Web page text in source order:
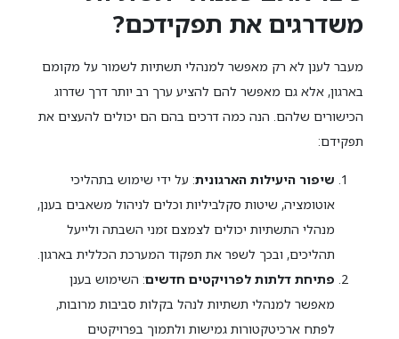
משדרגים את תפקידכם?
מעבר לענן לא רק מאפשר למנהלי תשתיות לשמור על מקומם
בארגון, אלא גם מאפשר להם להציע ערך רב יותר דרך שדרוג
הכישורים שלהם. הנה כמה דרכים בהם הם יכולים להעצים את
תפקידם:
שיפור היעילות הארגונית: על ידי שימוש בתהליכי
אוטומציה, שיטות סקלביליות וכלים לניהול משאבים בענן,
מנהלי התשתיות יכולים לצמצם זמני השבתה ולייעל
תהליכים, ובכך לשפר את תפקוד המערכת הכללית בארגון.
פתיחת דלתות לפרויקטים חדשים: השימוש בענן
מאפשר למנהלי תשתיות לנהל בקלות סביבות מרובות,
לפתח ארכיטקטורות גמישות ולתמוך בפרויקטים